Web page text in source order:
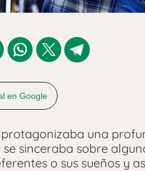
en Google
protagonizaba una
se sinceraba sobre
o sus sueños y